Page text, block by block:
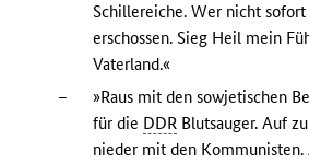
Schillereiche. Wer nicht sofort
erschossen. Sieg Heil mein
Vaterland.«
–
»Raus mit den sowjetischen
für die DDR Blutsauger. Auf
nieder mit den